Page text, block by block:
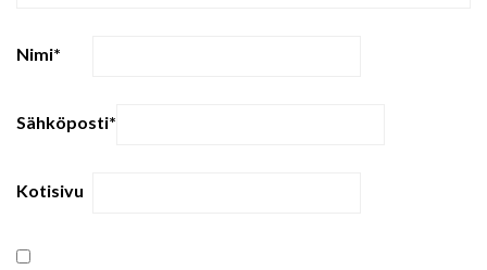
Nimi*
Sähköposti*
Kotisivu